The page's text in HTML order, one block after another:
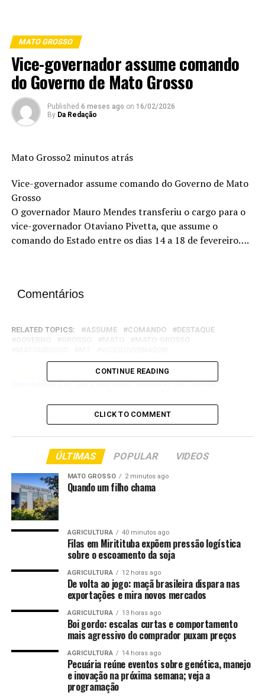
MATO GROSSO
Vice-governador assume comando
do Governo de Mato Grosso
Published 6 meses ago on 16/02/2026
By Da Redação
Mato Grosso2 minutos atrás
Vice-governador assume comando do Governo de Mato
Grosso
O governador Mauro Mendes transferiu o cargo para o
vice-governador Otaviano Pivetta, que assume o
comando do Estado entre os dias 14 a 18 de fevereiro….
Comentários
RELATED TOPICS: ASSUME COMANDO
DESTAQUE
GOVERNO
GROSSO MATO
MATO-GROSSO
Operações Lei Seca em duas avenidas de Cuiabá
Seduc investe R$ 110 milhões em Sistema Estruturado
de Ensino e reforça estratégia de aprendizagem em
CONTINUE READING
CLICK TO COMMENT
ÚLTIMAS POPULAR VIDEOS
MATO GROSSO 2 minutos ago
Quando um filho chama
AGRICULTURA 40 minutos ago
Filas em Miritituba expõem pressão logística
sobre o escoamento da soja
AGRICULTURA 12 horas ago
De volta ao jogo: maçã brasileira dispara nas
exportações e mira novos mercados
AGRICULTURA 13 horas ago
Boi gordo: escalas curtas e comportamento
mais agressivo do comprador puxam preços
AGRICULTURA 14 horas ago
Pecuária reúne eventos sobre genética, manejo
e inovação na próxima semana; veja a
programação